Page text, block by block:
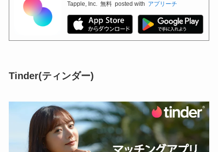
Tapple, Inc. 無料 posted with アプリーチ
Tinder(ティンダー)